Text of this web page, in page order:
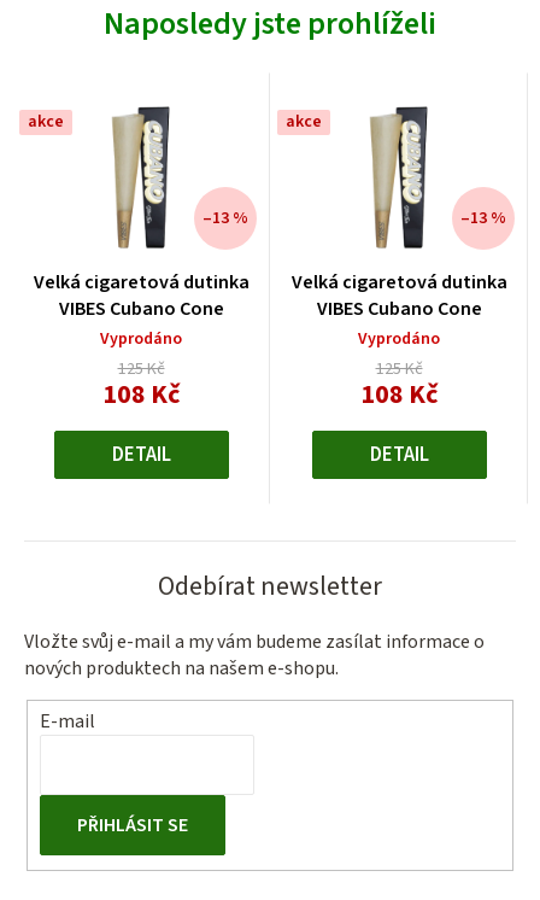
Naposledy jste prohlíželi
akce
Velká cigaretová dutinka
VIBES Cubano Cone
Vyprodáno
125 Kč
–13 %
108 KčMěrná
DETAIL
akce
Velká cigaretová dutinka
VIBES Cubano Cone
Vyprodáno
125 Kč
–13 %
108 KčMěrná
DETAIL
Odebírat newsletter
Vložte svůj e-mail a my vám budeme zasílat informace o
nových produktech na našem e-shopu.
E-mail
PŘIHLÁSIT SE